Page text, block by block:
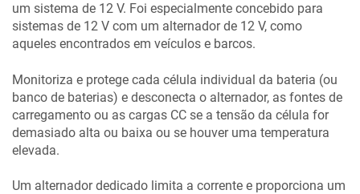
um sistema de 12 V. Foi especialmente concebido para
sistemas de 12 V com um alternador de 12 V, como
aqueles encontrados em veículos e barcos.
Monitoriza e protege cada célula individual da bateria (ou
banco de baterias) e desconecta o alternador, as fontes de
carregamento ou as cargas CC se a tensão da célula for
demasiado alta ou baixa ou se houver uma temperatura
elevada.
Um alternador dedicado limita a corrente e proporciona um